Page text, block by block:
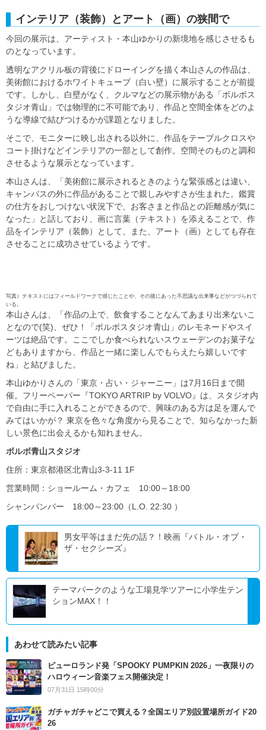
インテリア（装飾）とアート（画）の狭間で
今回の展示は、アーティスト・本山ゆかりの新境地を感じさせるも
のとなっています。
透明なアクリル板の背後にドローイングを描く本山さんの作品は、
美術館におけるホワイトキューブ（白い壁）に展示することが前提
です。しかし、白壁がなく、クルマなどの展示物がある「ボルボス
タジオ青山」では物理的に不可能であり、作品と空間全体をどのよ
うな導線で結びつけるかが課題となりました。
そこで、モニターに映し出される以外に、作品をテーブルクロスや
コート掛けなどインテリアの一部として創作。空間そのものと調和
させるような展示となっています。
本山さんは、「美術館に展示されるときのような緊張感とは違い、
キャンバスの外に作品があることで親しみやすさが生まれた。鑑賞
の仕方をおしつけない状況下で、お客さまと作品との距離感が気に
なった」と話しており、画に言葉（テキスト）を添えることで、作
品をインテリア（装飾）として、また、アート（画）としても存在
させることに成功させているようです。
写真）テキストにはフィールドワークで感じたことや、その後にあった不思議な出来事などがつづられて
いる。
本山さんは、「作品の上で、飲食することなんてあまり出来ないこ
となので(笑)、ぜひ！「ボルボスタジオ青山」のレモネードやスイ
ーツは絶品です。ここでしか食べられないスウェーデンのお菓子な
どもありますから、作品と一緒に楽しんでもらえたら嬉しいです
ね」と結びました。
本山ゆかりさんの「東京・占い・ジャーニー」は7月16日まで開
催。フリーペーパー『TOKYO ARTRIP by VOLVO』は、スタジオ内
で自由に手に入れることができるので、興味のある方は足を運んで
みてはいかが？ 東京を色々な角度から見ることで、知らなかった新
しい景色に出会えるかも知れません。
ボルボ青山スタジオ
住所：東京都港区北青山3-3-11 1F
営業時間：ショールーム・カフェ 10:00～18:00
シャンパンバー 18:00～23:00（L.O. 22:30 ）
男女平等はまだ先の話？！映画『バトル・オブ・
ザ・セクシーズ』
テーマパークのような工場見学ツアーに小学生テン
ションMAX！！
あわせて読みたい記事
ピューロランド発「SPOOKY PUMPKIN 2026」一夜限りの
ハロウィーン音楽フェス開催決定！
07月31日 15時00分
ガチャガチャどこで買える？全国エリア別設置場所ガイド20
26